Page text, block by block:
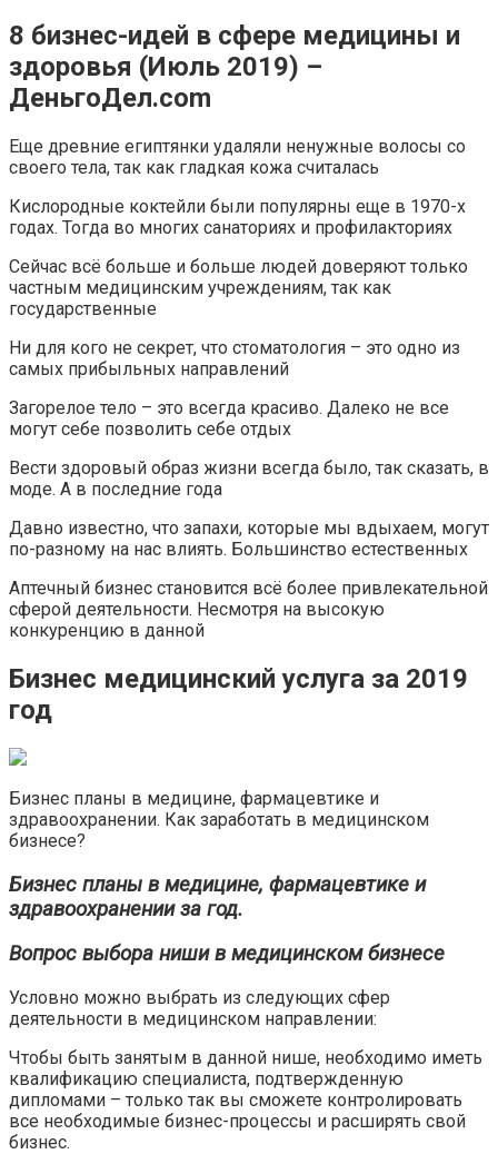
8 бизнес-идей в сфере медицины и
здоровья (Июль 2019) –
ДеньгоДел.com
Еще древние египтянки удаляли ненужные волосы со
своего тела, так как гладкая кожа считалась
Кислородные коктейли были популярны еще в 1970-х
годах. Тогда во многих санаториях и профилакториях
Сейчас всё больше и больше людей доверяют только
частным медицинским учреждениям, так как
государственные
Ни для кого не секрет, что стоматология – это одно из
самых прибыльных направлений
Загорелое тело – это всегда красиво. Далеко не все
могут себе позволить себе отдых
Вести здоровый образ жизни всегда было, так сказать, в
моде. А в последние года
Давно известно, что запахи, которые мы вдыхаем, могут
по-разному на нас влиять. Большинство естественных
Аптечный бизнес становится всё более привлекательной
сферой деятельности. Несмотря на высокую
конкуренцию в данной
Бизнес медицинский услуга за 2019
год
Бизнес планы в медицине, фармацевтике и
здравоохранении. Как заработать в медицинском
бизнесе?
Бизнес планы в медицине, фармацевтике и
здравоохранении за год.
Вопрос выбора ниши в медицинском бизнесе
Условно можно выбрать из следующих сфер
деятельности в медицинском направлении:
Чтобы быть занятым в данной нише, необходимо иметь
квалификацию специалиста, подтвержденную
дипломами – только так вы сможете контролировать
все необходимые бизнес-процессы и расширять свой
бизнес.